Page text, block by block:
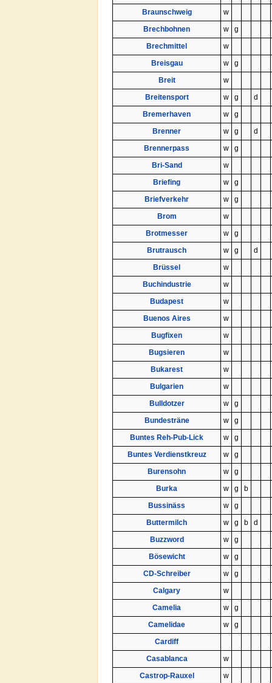
Braunschweig
w
Brechbohnen
w
g
Brechmittel
w
Breisgau
w
g
Breit
w
Breitensport
w g
d
Bremerhaven
w
g
Brenner
w g
d
Brennerpass
w
g
Bri-Sand
w
Briefing
w
g
Briefverkehr
w
g
Brom
w
Brotmesser
w
g
Brutrausch
w g
d
Brüssel
w
Buchindustrie
w
Budapest
w
Buenos Aires
w
Bugfixen
w
Bugsieren
w
Bukarest
w
Bulgarien
w
Bulldotzer
w
g
Bundesträne
w
g
Buntes Reh-Pub-Lick
w
g
Buntes Verdienstkreuz
w
g
Burensohn
w
g
Burka
w g
b
Bussinäss
w
g
Buttermilch
w g b
d
Buzzword
w
g
Bösewicht
w
g
CD-Schreiber
w
g
Calgary
w
Camelia
w
g
Camelidae
w
g
Cardiff
Casablanca
w
Castrop-Rauxel
w